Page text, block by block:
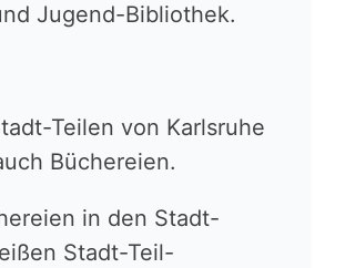
Jugend-Bibliothek.
Teilen von Karlsruhe
Büchereien.
in den Stadt-
Stadt-Teil-